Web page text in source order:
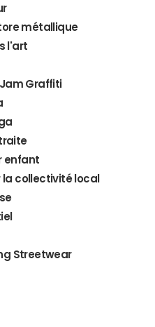
métallique
l'art
Graffiti
enfant
collectivité local
Streetwear